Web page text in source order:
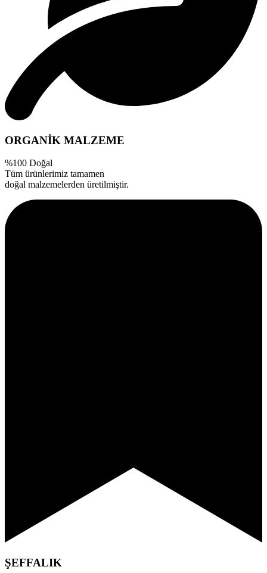
ORGANİK MALZEME
%100 Doğal
Tüm ürünlerimiz tamamen
doğal malzemelerden üretilmiştir.
ŞEFFALIK